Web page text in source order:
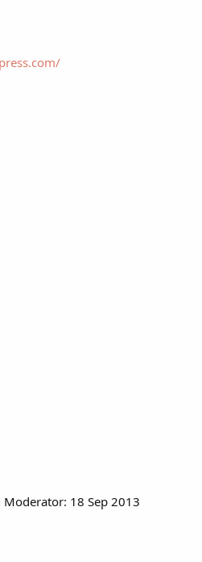
Moderator: 18 Sep 2013